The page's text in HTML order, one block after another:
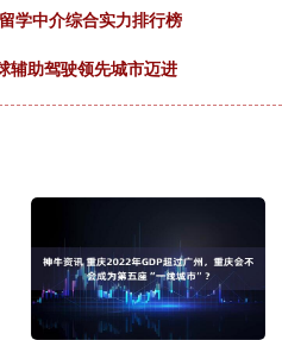
学中介综合实力排行榜
辅助驾驶领先城市迈进